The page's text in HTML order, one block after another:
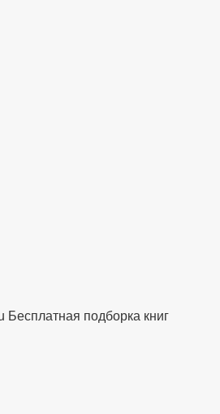
Бесплатная подборка книг